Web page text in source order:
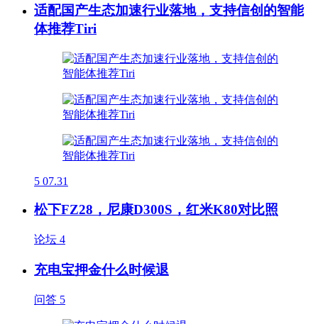
适配国产生态加速行业落地，支持信创的智能
体推荐Tiri
5 07.31
松下FZ28，尼康D300S，红米K80对比照
论坛 4
充电宝押金什么时候退
问答 5